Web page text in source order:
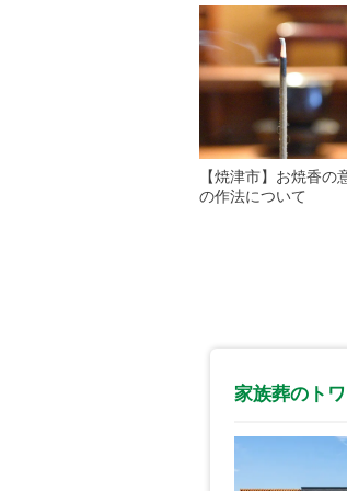
【焼津市】お焼香の
の作法について
家族葬のト